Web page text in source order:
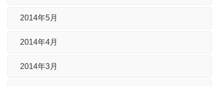
2014年5月
2014年4月
2014年3月